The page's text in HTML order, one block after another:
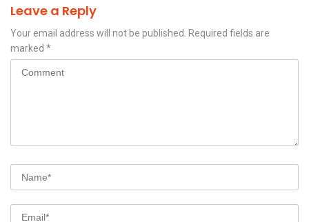
Leave a Reply
Your email address will not be published.
Required fields are
marked *